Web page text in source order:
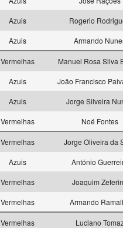
Azuis
Rogerio
Azuis Armando
Vermelhas
Manuel Rosa Silva
Azuis
João Francisco
Azuis
Jorge Silveira
Vermelhas Noé Fontes
Vermelhas
Jorge Oliveira da
Azuis
António
Vermelhas
Joaquim
Vermelhas Armando
Vermelhas
Luciano